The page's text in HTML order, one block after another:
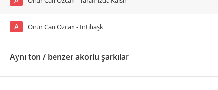
A Onur Can Özcan - İntihaşk
Aynı ton / benzer akorlu şarkılar